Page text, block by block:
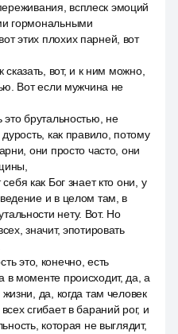
всплеск эмоций
гормональными
этих плохих парней, вот
сказать, вот, и к ним можно,
Вот если мужчина не
брутальностью, не
как правило, потому
они просто часто, они
как Бог знает кто они, у
и в целом там, в
нету. Вот. Но
значит, эпотировать
это, конечно, есть
в моменте происходит, да, а
да, когда там человек
сгибает в бараний рог, и
которая не выглядит,